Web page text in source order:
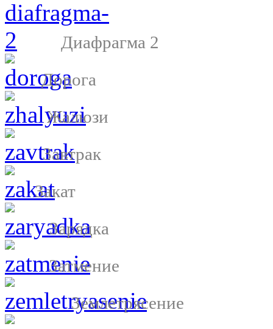
Диафрагма 2
Дорога
Жалюзи
Завтрак
Закат
Зарядка
Затмение
Землетрясение